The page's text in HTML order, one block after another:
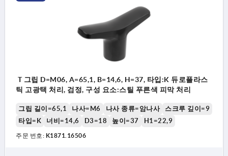
T 그립 D=M06, A=65,1, B=14,6, H=37, 타입:K 듀로플라스
틱 고광택 처리, 검정, 구성 요소:스틸 푸른색 피막 처리
그립 길이=65,1 나사=M6 나사 종류=암나사
스크루 깊이=9
타입=K
너비=14,6 D3=18 높이=37 H1=22,9
주문 번호: K1871.16506